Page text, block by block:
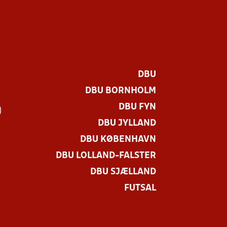
DBU
DBU BORNHOLM
DBU FYN
DBU JYLLAND
DBU KØBENHAVN
DBU LOLLAND-FALSTER
DBU SJÆLLAND
FUTSAL